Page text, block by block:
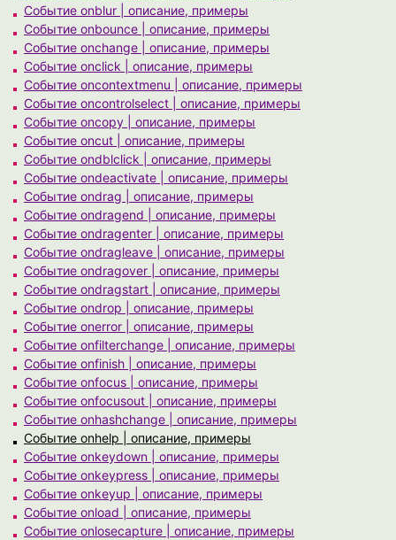
Событие onblur | описание, примеры
Событие onbounce | описание, примеры
Событие onchange | описание, примеры
Событие onclick | описание, примеры
Событие oncontextmenu | описание, примеры
Событие oncontrolselect | описание, примеры
Событие oncopy | описание, примеры
Событие oncut | описание, примеры
Событие ondblclick | описание, примеры
Событие ondeactivate | описание, примеры
Событие ondrag | описание, примеры
Событие ondragend | описание, примеры
Событие ondragenter | описание, примеры
Событие ondragleave | описание, примеры
Событие ondragover | описание, примеры
Событие ondragstart | описание, примеры
Событие ondrop | описание, примеры
Событие onerror | описание, примеры
Событие onfilterchange | описание, примеры
Событие onfinish | описание, примеры
Событие onfocus | описание, примеры
Событие onfocusout | описание, примеры
Событие onhashchange | описание, примеры
Событие onhelp | описание, примеры
Событие onkeydown | описание, примеры
Событие onkeypress | описание, примеры
Событие onkeyup | описание, примеры
Событие onload | описание, примеры
Событие onlosecapture | описание, примеры